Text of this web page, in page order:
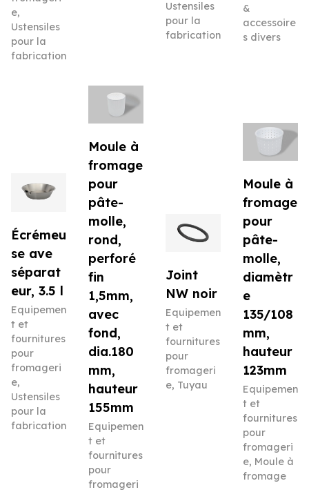
e,
Ustensiles
pour la
fabrication
Ustensiles
pour la
fabrication
&
accessoire
s divers
Écrémeu
se ave
séparat
eur, 3.5 l
Equipemen
t et
fournitures
pour
fromageri
e,
Ustensiles
pour la
fabrication
Moule à
fromage
pour
pâte-
molle,
rond,
perforé
fin
1,5mm,
avec
fond,
dia.180
mm,
hauteur
155mm
Equipemen
t et
fournitures
pour
fromageri
Joint
NW noir
Equipemen
t et
fournitures
pour
fromageri
e, Tuyau
Moule à
fromage
pour
pâte-
molle,
diamètr
e
135/108
mm,
hauteur
123mm
Equipemen
t et
fournitures
pour
fromageri
e, Moule à
fromage